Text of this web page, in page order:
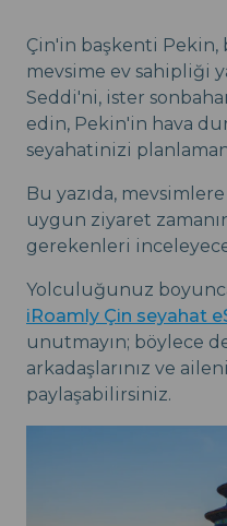
Çin'in başkenti
mevsime ev sahipliği
Seddi'ni, ister
edin, Pekin'in hava
seyahatinizi
Bu yazıda,
uygun ziyaret
gerekenleri
Yolculuğunuz
iRoamly Çin seyahat
unutmayın; böylece
arkadaşlarınız ve
paylaşabilirsiniz.